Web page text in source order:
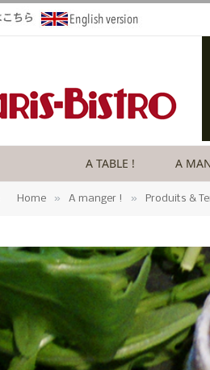
A TABLE ! A
Home » A manger ! » Produits &